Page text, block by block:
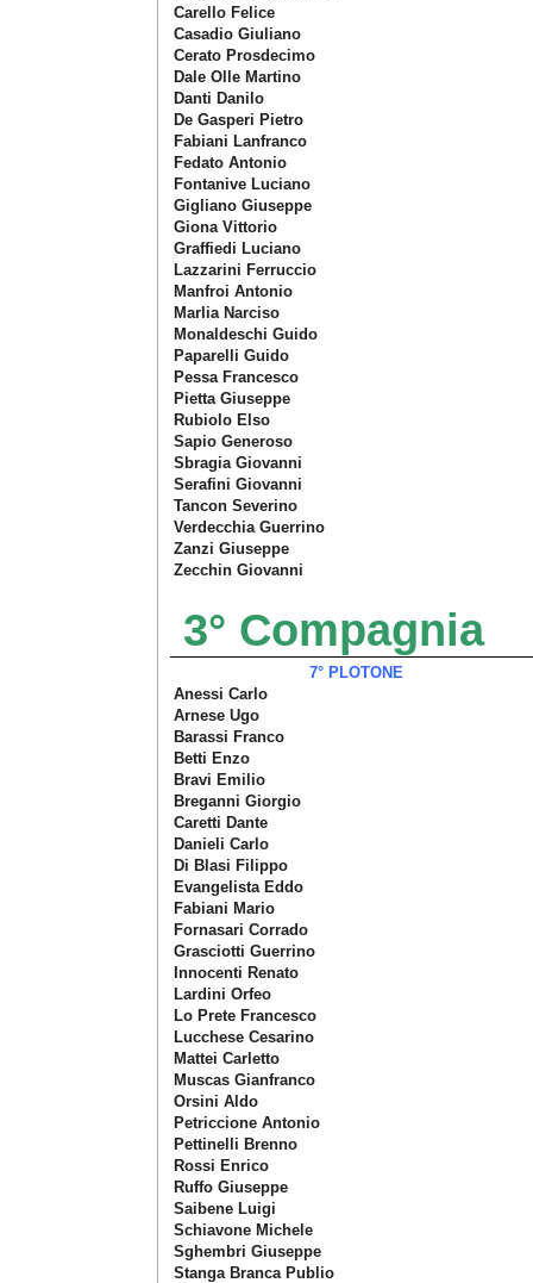
Carello Felice
Casadio Giuliano
Cerato Prosdecimo
Dale Olle Martino
Danti Danilo
De Gasperi Pietro
Fabiani Lanfranco
Fedato Antonio
Fontanive Luciano
Gigliano Giuseppe
Giona Vittorio
Graffiedi Luciano
Lazzarini Ferruccio
Manfroi Antonio
Marlia Narciso
Monaldeschi Guido
Paparelli Guido
Pessa Francesco
Pietta Giuseppe
Rubiolo Elso
Sapio Generoso
Sbragia Giovanni
Serafini Giovanni
Tancon Severino
Verdecchia Guerrino
Zanzi Giuseppe
Zecchin Giovanni
3° Compagnia
7° PLOTONE
Anessi Carlo
Arnese Ugo
Barassi Franco
Betti Enzo
Bravi Emilio
Breganni Giorgio
Caretti Dante
Danieli Carlo
Di Blasi Filippo
Evangelista Eddo
Fabiani Mario
Fornasari Corrado
Grasciotti Guerrino
Innocenti Renato
Lardini Orfeo
Lo Prete Francesco
Lucchese Cesarino
Mattei Carletto
Muscas Gianfranco
Orsini Aldo
Petriccione Antonio
Pettinelli Brenno
Rossi Enrico
Ruffo Giuseppe
Saibene Luigi
Schiavone Michele
Sghembri Giuseppe
Stanga Branca Publio